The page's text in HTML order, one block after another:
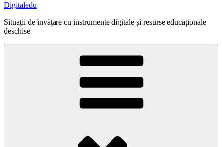
Digitaledu
Situații de învățare cu instrumente digitale și resurse educaționale
deschise